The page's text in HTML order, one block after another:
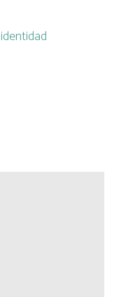
identidad